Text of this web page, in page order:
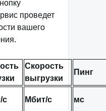
проведет
вашего
Скорость
выгрузки
Пинг
с Мбит/с мс